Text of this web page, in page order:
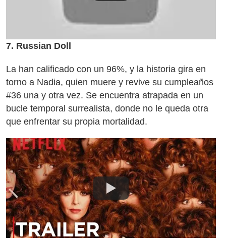
7. Russian Doll
La han calificado con un 96%, y la historia gira en
torno a Nadia, quien muere y revive su cumpleaños
#36 una y otra vez. Se encuentra atrapada en un
bucle temporal surrealista, donde no le queda otra
que enfrentar su propia mortalidad.